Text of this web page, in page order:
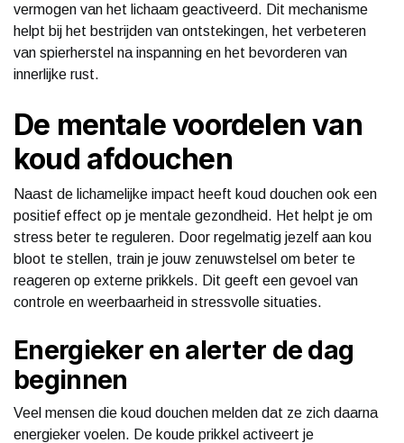
vermogen van het lichaam geactiveerd. Dit mechanisme
helpt bij het bestrijden van ontstekingen, het verbeteren
van spierherstel na inspanning en het bevorderen van
innerlijke rust.
De mentale voordelen van
koud afdouchen
Naast de lichamelijke impact heeft koud douchen ook een
positief effect op je mentale gezondheid. Het helpt je om
stress beter te reguleren. Door regelmatig jezelf aan kou
bloot te stellen, train je jouw zenuwstelsel om beter te
reageren op externe prikkels. Dit geeft een gevoel van
controle en weerbaarheid in stressvolle situaties.
Energieker en alerter de dag
beginnen
Veel mensen die koud douchen melden dat ze zich daarna
energieker voelen. De koude prikkel activeert je